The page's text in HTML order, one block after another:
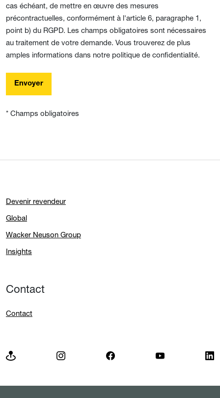
cas échéant, de mettre en œuvre des mesures
précontractuelles, conformément à l'article 6, paragraphe 1,
point b) du RGPD. Les champs obligatoires sont nécessaires
au traitement de votre demande. Vous trouverez de plus
amples informations dans notre politique de confidentialité.
Envoyer
* Champs obligatoires
Devenir revendeur
Global
Wacker Neuson Group
Insights
Contact
Contact